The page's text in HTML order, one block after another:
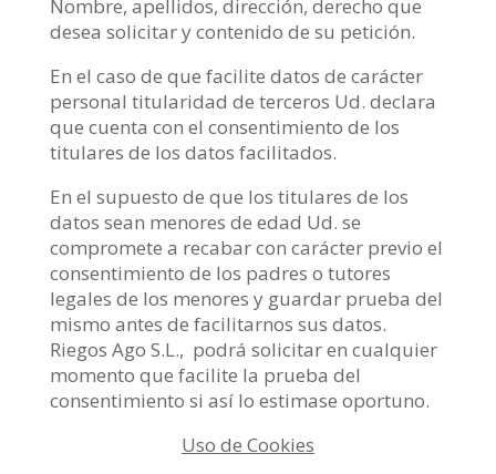
Nombre, apellidos, dirección, derecho que
desea solicitar y contenido de su petición.
En el caso de que facilite datos de carácter
personal titularidad de terceros Ud. declara
que cuenta con el consentimiento de los
titulares de los datos facilitados.
En el supuesto de que los titulares de los
datos sean menores de edad Ud. se
compromete a recabar con carácter previo el
consentimiento de los padres o tutores
legales de los menores y guardar prueba del
mismo antes de facilitarnos sus datos.
Riegos Ago S.L., podrá solicitar en cualquier
momento que facilite la prueba del
consentimiento si así lo estimase oportuno.
Uso de Cookies